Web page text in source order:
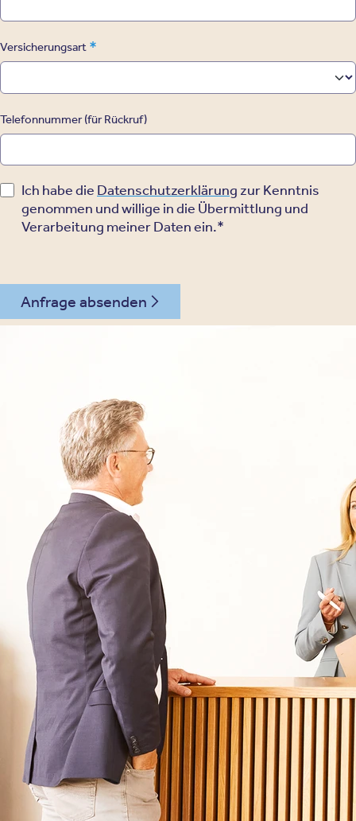
Versicherungsart *
Telefonnummer (für Rückruf)
Ich habe die Datenschutzerklärung zur Kenntnis
genommen und willige in die Übermittlung und
Verarbeitung meiner Daten ein.*
Anfrage absenden
Informationen
Für Patienten
Für Zuweiser
Für Angehörige
Über Oberberg
Kliniken für Kinder & Jugendlichen
Krankheitsbilder & Therapien
Behandlungsfelder
Therapien
Symptome & Beschwerden
Selbsttests
Presse
Bewertungen
Karriere
Unternehmensfakten
Spezialisierte Kliniken
Klinik für Depression
Suchtklinik